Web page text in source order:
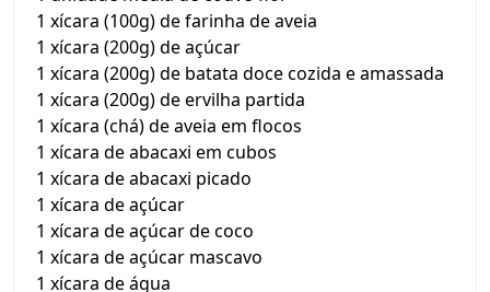
1 xícara (100g) de farinha de aveia
1 xícara (200g) de açúcar
1 xícara (200g) de batata doce cozida e amassada
1 xícara (200g) de ervilha partida
1 xícara (chá) de aveia em flocos
1 xícara de abacaxi em cubos
1 xícara de abacaxi picado
1 xícara de açúcar
1 xícara de açúcar de coco
1 xícara de açúcar mascavo
1 xícara de água